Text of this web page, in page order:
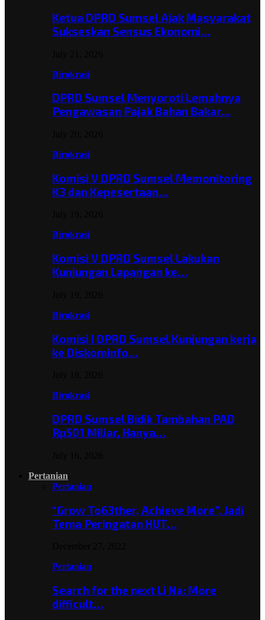
Ketua DPRD Sumsel Ajak Masyarakat
Sukseskan Sensus Ekonomi…
Birokrasi
DPRD Sumsel Menyoroti Lemahnya
Pengawasan Pajak Bahan Bakar…
Birokrasi
Komisi V DPRD Sumsel Memonitoring
K3 dan Kepesertaan…
Birokrasi
Komisi V DPRD Sumsel Lakukan
Kunjungan Lapangan ke…
Birokrasi
Komisi I DPRD Sumsel Kunjungan kerja
ke Diskominfo…
Birokrasi
DPRD Sumsel Bidik Tambahan PAD
Rp501 Miliar, Hanya…
Pertanian
Pertanian
“Grow To63ther, Achieve More”, Jadi
Tema Peringatan HUT…
Pertanian
Search for the next Li Na: More
difficult…